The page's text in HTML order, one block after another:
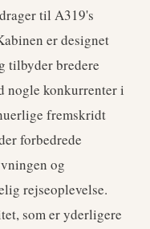
til A319's
er designet
tilbyder bredere
nogle konkurrenter i
fremskridt
forbedrede
og
rejseoplevelse.
som er yderligere